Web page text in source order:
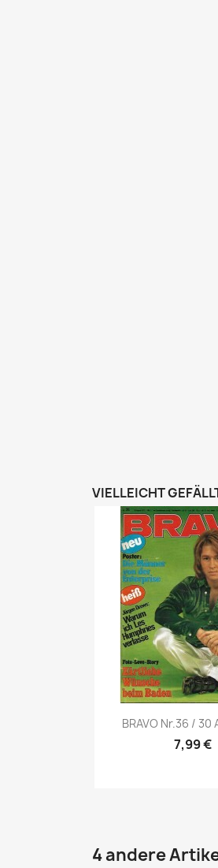
VIELLEICHT

BRAVO Nr.36 / 30
7,99 €
4 andere